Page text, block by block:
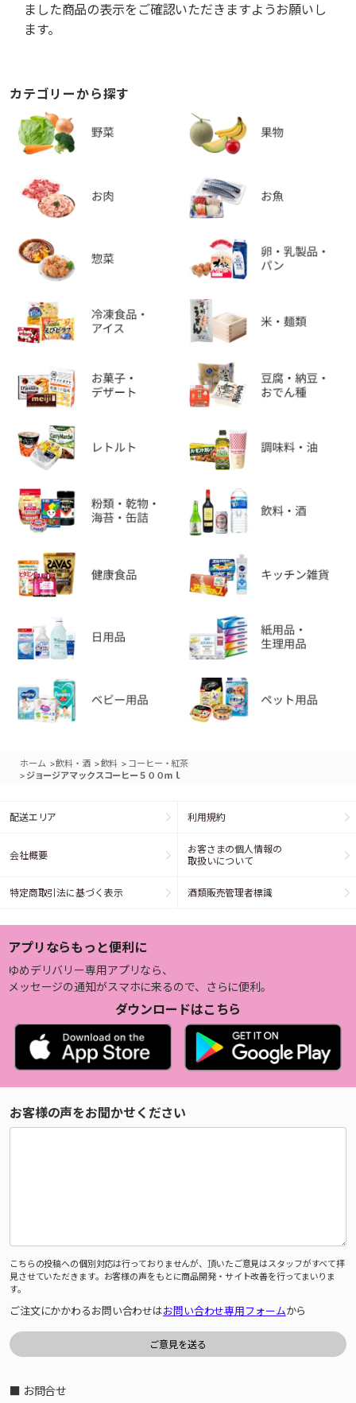
ました商品の表示をご確認いただきますようお願いし
ます。
カテゴリーから探す
ホーム >飲料・酒 >飲料 > コーヒー・紅茶
> ジョージアマックスコーヒー５００ｍｌ
配送エリア 利用規約
会社概要
お客さまの個人情報の
取扱いについて
特定商取引法に基づく表示 酒類販売管理者標識
アプリならもっと便利に
ゆめデリバリー専用アプリなら、
メッセージの通知がスマホに来るので、さらに便利。
ダウンロードはこちら
お客様の声をお聞かせください
こちらの投稿への個別対応は行っておりませんが、頂いたご意見はスタッフがすべて拝
見させていただきます。お客様の声をもとに商品開発・サイト改善を行ってまいりま
す。
ご注文にかかわるお問い合わせはお問い合わせ専用フォームから
■ お問合せ